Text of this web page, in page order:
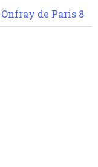
Onfray de Paris 8